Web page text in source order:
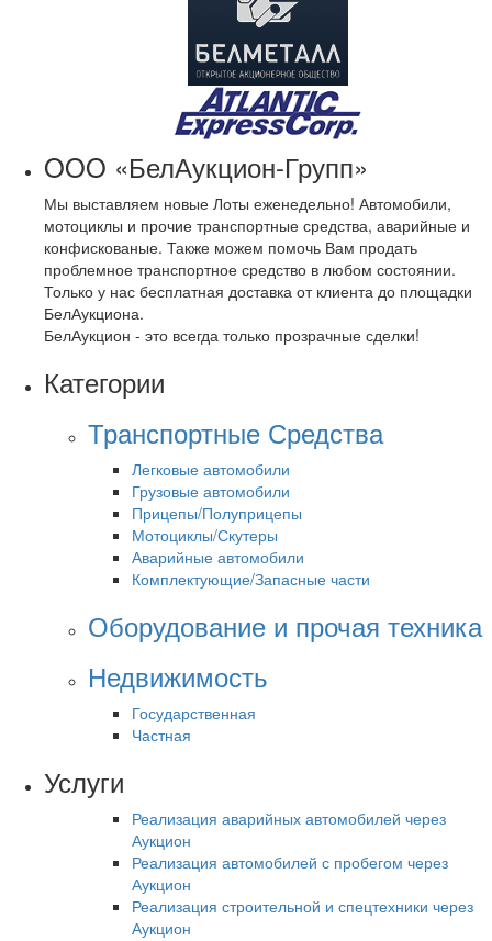
OOO «БелАукцион-Групп»
Мы выставляем новые Лоты еженедельно! Автомобили,
мотоциклы и прочие транспортные средства, аварийные и
конфискованые. Также можем помочь Вам продать
проблемное транспортное средство в любом состоянии.
Только у нас бесплатная доставка от клиента до площадки
БелАукциона.
БелАукцион - это всегда только прозрачные сделки!
Категории
Транспортные Средства
Легковые автомобили
Грузовые автомобили
Прицепы/Полуприцепы
Мотоциклы/Скутеры
Аварийные автомобили
Комплектующие/Запасные части
Оборудование и прочая техника
Недвижимость
Государственная
Частная
Услуги
Реализация аварийных автомобилей через
Аукцион
Реализация автомобилей с пробегом через
Аукцион
Реализация строительной и спецтехники через
Аукцион